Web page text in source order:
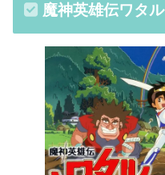
魔神英雄伝ワタル